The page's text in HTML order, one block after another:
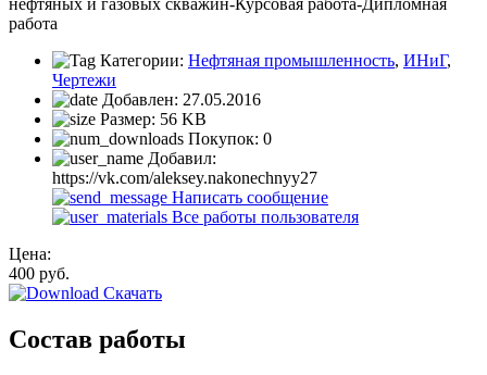
Категории: Нефтяная промышленность, ИНиГ,
Чертежи
Добавлен: 27.05.2016
Размер: 56 KB
Покупок: 0
Добавил:
https://vk.com/aleksey.nakonechnyy27
Написать сообщение
Все работы пользователя
Цена:
400 руб.
Скачать
Состав работы